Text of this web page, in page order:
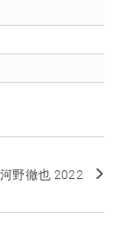
河野徹也 2022